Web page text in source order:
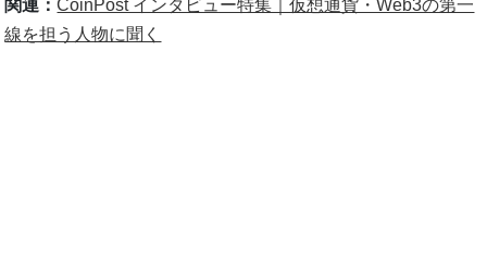
関連：CoinPost インタビュー特集｜仮想通貨・Web3の第一
線を担う人物に聞く